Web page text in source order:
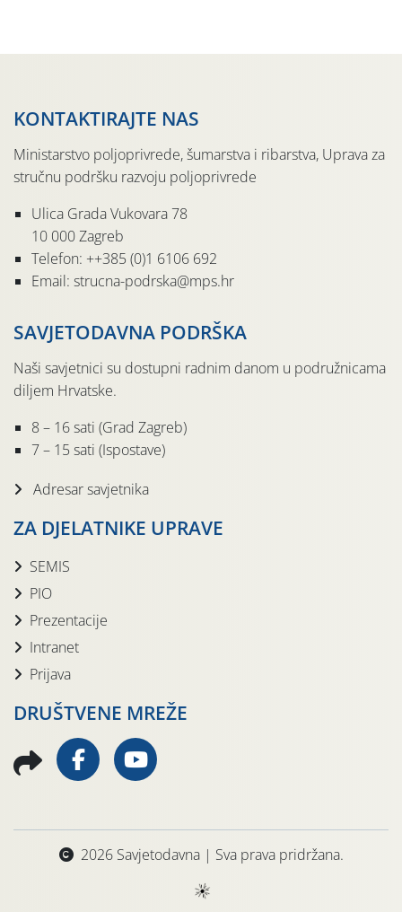
KONTAKTIRAJTE NAS
Ministarstvo poljoprivrede, šumarstva i ribarstva, Uprava za
stručnu podršku razvoju poljoprivrede
Ulica Grada Vukovara 78
10 000 Zagreb
Telefon: ++385 (0)1 6106 692
Email: strucna-podrska@mps.hr
SAVJETODAVNA PODRŠKA
Naši savjetnici su dostupni radnim danom u podružnicama
diljem Hrvatske.
8 – 16 sati (Grad Zagreb)
7 – 15 sati (Ispostave)
Adresar savjetnika
ZA DJELATNIKE UPRAVE
SEMIS
PIO
Prezentacije
Intranet
Prijava
DRUŠTVENE MREŽE
2026 Savjetodavna | Sva prava pridržana.